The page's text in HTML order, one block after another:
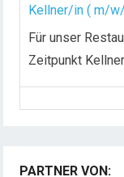
Für unser
Zeitpunkt
Chef de Rang
Konstanz
PARTNER VON: